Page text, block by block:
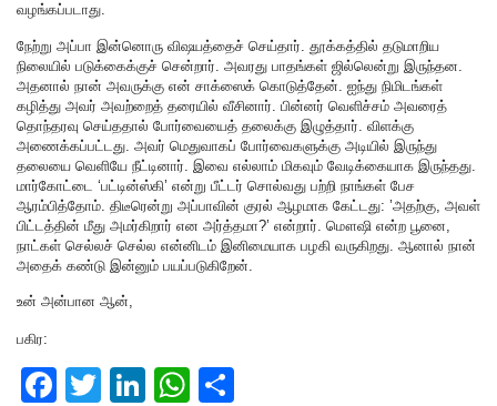
வழங்கப்படாது.
நேற்று அப்பா இன்னொரு விஷயத்தைச் செய்தார். தூக்கத்தில் தடுமாறிய
நிலையில் படுக்கைக்குச் சென்றார். அவரது பாதங்கள் ஜில்லென்று இருந்தன.
அதனால் நான் அவருக்கு என் சாக்ஸைக் கொடுத்தேன். ஐந்து நிமிடங்கள்
கழித்து அவர் அவற்றைத் தரையில் வீசினார். பின்னர் வெளிச்சம் அவரைத்
தொந்தரவு செய்ததால் போர்வையைத் தலைக்கு இழுத்தார். விளக்கு
அணைக்கப்பட்டது. அவர் மெதுவாகப் போர்வைகளுக்கு அடியில் இருந்து
தலையை வெளியே நீட்டினார். இவை எல்லாம் மிகவும் வேடிக்கையாக இருந்தது.
மார்கோட்டை ‘பட்டின்ஸ்கி’ என்று பீட்டர் சொல்வது பற்றி நாங்கள் பேச
ஆரம்பித்தோம். திடீரென்று அப்பாவின் குரல் ஆழமாக கேட்டது: ’அதற்கு, அவள்
பிட்டத்தின் மீது அமர்கிறார் என அர்த்தமா?’ என்றார். மௌஷி என்ற பூனை,
நாட்கள் செல்லச் செல்ல என்னிடம் இனிமையாக பழகி வருகிறது. ஆனால் நான்
அதைக் கண்டு இன்னும் பயப்படுகிறேன்.
உன் அன்பான ஆன்,
பகிர:
F
T
Li
W